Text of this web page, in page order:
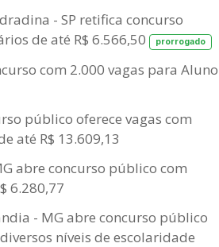
- SP retifica concurso
de até R$ 6.566,50
prorrogado
com 2.000 vagas para
público oferece vagas com
até R$ 13.609,13
abre concurso público com
6.280,77
- MG abre concurso público
níveis de escolaridade